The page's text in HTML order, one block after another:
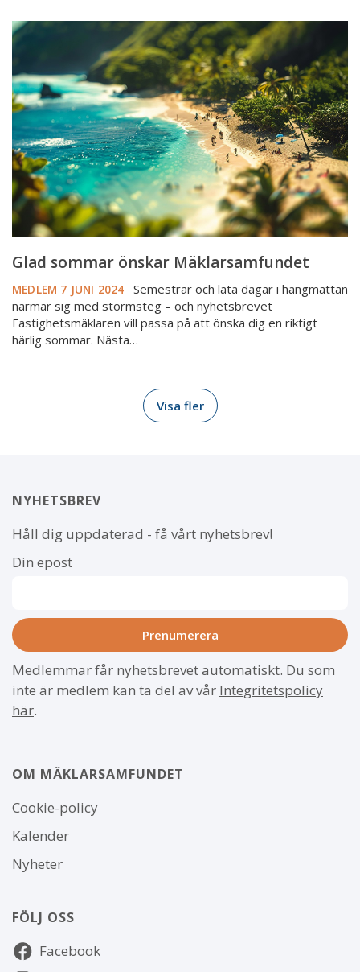
Glad
sommar
önskar
Mäklarsamfundet
Glad sommar önskar Mäklarsamfundet
MEDLEM 7 JUNI 2024
Semestrar och lata dagar i hängmattan
närmar sig med stormsteg – och nyhetsbrevet
Fastighetsmäklaren vill passa på att önska dig en riktigt
härlig sommar. Nästa…
Visa fler
NYHETSBREV
Håll dig uppdaterad - få vårt nyhetsbrev!
Din epost
Medlemmar får nyhetsbrevet automatiskt. Du som
inte är medlem kan ta del av vår Integritetspolicy
här.
OM MÄKLARSAMFUNDET
Om
webbplatsen
Cookie-policy
Kalender
Nyheter
FÖLJ OSS
Följ
oss Facebook